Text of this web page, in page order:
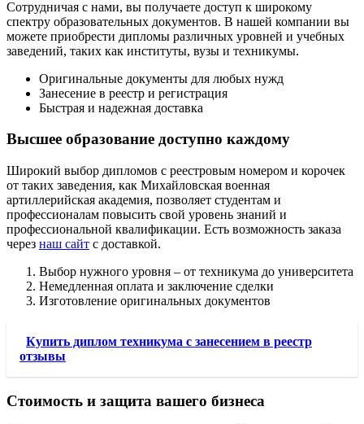
Сотрудничая с нами, вы получаете доступ к широкому
спектру образовательных документов. В нашей компании вы
можете приобрести дипломы различных уровней и учебных
заведений, таких как институты, вузы и техникумы.
Оригинальные документы для любых нужд
Занесение в реестр и регистрация
Быстрая и надежная доставка
Высшее образование доступно каждому
Широкий выбор дипломов с реестровым номером и корочек
от таких заведения, как Михайловская военная
артиллерийская академия, позволяет студентам и
профессионалам повысить свой уровень знаний и
профессиональной квалификации. Есть возможность заказа
через наш сайт с доставкой.
Выбор нужного уровня – от техникума до университета
Немедленная оплата и заключение сделки
Изготовление оригинальных документов
Купить диплом техникума с занесением в реестр
отзывы
Стоимость и защита вашего бизнеса